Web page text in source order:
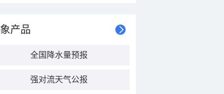
产品
全国降水量预报
强对流天气公报